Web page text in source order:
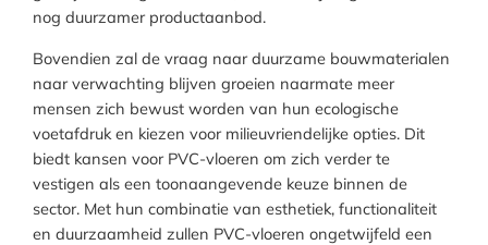
nog duurzamer productaanbod.
Bovendien zal de vraag naar duurzame bouwmaterialen
naar verwachting blijven groeien naarmate meer
mensen zich bewust worden van hun ecologische
voetafdruk en kiezen voor milieuvriendelijke opties. Dit
biedt kansen voor PVC-vloeren om zich verder te
vestigen als een toonaangevende keuze binnen de
sector. Met hun combinatie van esthetiek, functionaliteit
en duurzaamheid zullen PVC-vloeren ongetwijfeld een